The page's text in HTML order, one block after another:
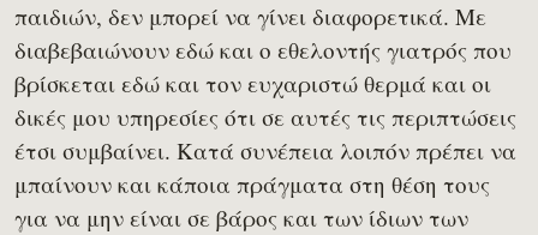
παιδιών, δεν μπορεί να γίνει διαφορετικά. Με
διαβεβαιώνουν εδώ και ο εθελοντής γιατρός που
βρίσκεται εδώ και τον ευχαριστώ θερμά και οι
δικές μου υπηρεσίες ότι σε αυτές τις περιπτώσεις
έτσι συμβαίνει. Κατά συνέπεια λοιπόν πρέπει να
μπαίνουν και κάποια πράγματα στη θέση τους
για να μην είναι σε βάρος και των ίδιων των